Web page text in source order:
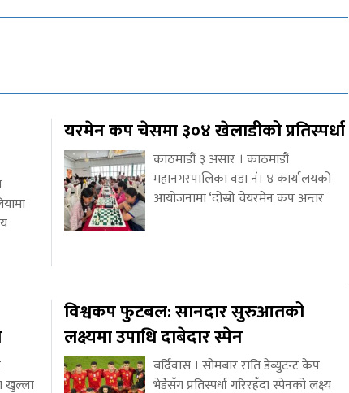
यरमेन कप चेसमा ३०४ खेलाडीको प्रतिस्पर्धा
काठमाडौं ३ असार । काठमाडौं
महानगरपालिका वडा नं। ४ कार्यालयको
आयोजनामा ‘दोस्रो चेयरमेन कप अन्तर
खुल्ला
विश्वकप फुटबल: सानदार सुरुआतको
लक्ष्यमा उपाधि दाबेदार स्पेन
बर्दिवास । सोमबार राति डेब्युटन्ट केप
भेर्डेसँग प्रतिस्पर्धा गरिरहँदा स्पेनको लक्ष्य